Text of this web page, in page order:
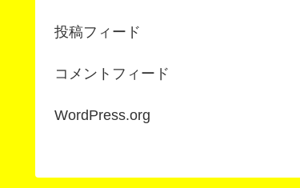
投稿フィード
コメントフィード
WordPress.org